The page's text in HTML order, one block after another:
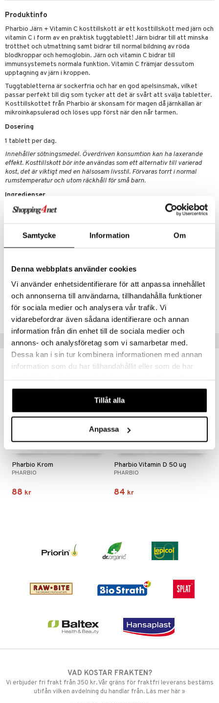
Samtycke Information Om
Denna webbplats använder cookies
Vi använder enhetsidentifierare för att anpassa innehållet
och annonserna till användarna, tillhandahålla funktioner
för sociala medier och analysera vår trafik. Vi
vidarebefordrar även sådana identifierare och annan
information från din enhet till de sociala medier och
annons- och analysföretag som vi samarbetar med.
Dessa kan i sin tur kombinera informationen med annan
information som du har tillhandahållit eller som de har
våra cookies vid fortsatt användande av vår webbplats.
Tillåt alla
Anpassa
Produktinfo
Pharbio Järn + Vitamin C kosttillskott är ett kosttillskott med järn och
vitamin C i form av en praktisk tuggtablett! Järn bidrar till att minska
trötthet och utmattning samt bidrar till normal bildning av röda
blodkroppar och hemoglobin. Järn och vitamin C bidrar till
immunsystemets normala funktion. Vitamin C främjar dessutom
upptagning av järn i kroppen.
Tuggtabletterna är sockerfria och har en god apelsinsmak, vilket
passar perfekt till dig som tycker att det är svårt att svälja tabletter.
Kosttillskottet från Pharbio är skonsam för magen då järnkällan är
mikroinkapsulerad och löses upp först när den når tarmen.
Dosering
1 tablett per dag.
Innehåller sötningsmedel. Överdriven konsumtion kan ha laxerande
effekt. Kosttillskott bör inte användas som ett alternativ till varierad
kost, det är viktigt med en hälsosam livsstil. Förvaras torrt i normal
rumstemperatur och utom räckhåll för små barn.
Ingredienser
Sötningsmedel (sorbitol, xylitol, sukralos, taumatin), järn
(järnfumarat), ytbehandlingsmedel (magnesiumsalter av fettsyror),
1 tablett % av DRI*
Artikelnr
HPDG6-ZO-90
Lägsta pris senaste 30 dagarna: 124 kr
Tips till dig
Pharbio Krom
PHARBIO
88 kr
Pharbio Vitamin D 50 ug
PHARBIO
84 kr
& avgiftning
fot
dusch & tvål
oljor
utan sol
K
svar
VAD KOSTAR FRAKTEN?
Vi erbjuder fri frakt från 350 kr. Vår gräns för fraktfri leverans bestäms
utifån vilken avdelning du handlar från. Läs mer här »